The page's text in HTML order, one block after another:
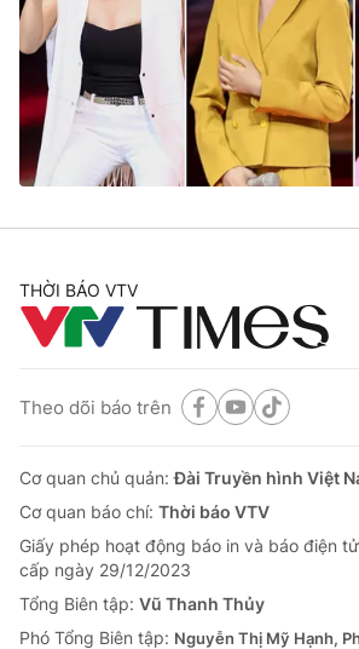
Theo dõi báo trên
Cơ quan chủ quản:
Đài Truyền hình Việt
Cơ quan báo chí:
Thời báo VTV
Giấy phép hoạt động báo in và báo điện
cấp ngày 29/12/2023
Tổng đài VTV:024.38 355 931 - 024.38
Ðiện thoại Thời báo VTV:024.66 897 897
Liên hệ quảng cáo: 024-7300.7108
THỜI BÁO VTV
Theo dõi báo trên
Cơ quan chủ quản:Đài Truyền hình Việt
Cơ quan báo chí: Thời báo VTV
Giấy phép hoạt động báo in và báo điện
cấp ngày 29/12/2023
Tổng Biên tập: Vũ Thanh Thủy
Phó Tổng Biên tập: Nguyễn Thị Mỹ Hạnh,